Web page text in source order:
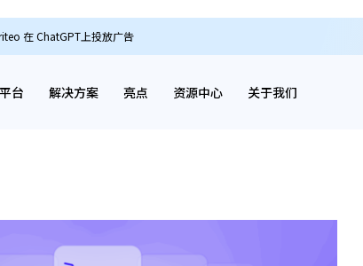
在 ChatGPT上投放广告
平台 解决方案 亮点 资源中心 关于我们